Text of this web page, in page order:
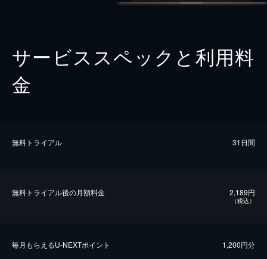
サービススペックと利用料
金
無料トライアル 31日間
無料トライアル後の⽉額料金 2,189円
（税込）
毎⽉もらえるU-NEXTポイント 1,200円分